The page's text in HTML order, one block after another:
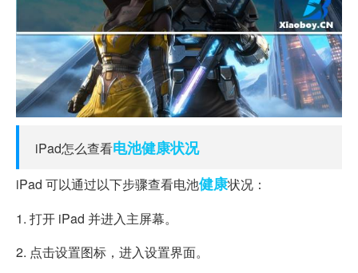
iPad怎么查看电池健康状况
iPad 可以通过以下步骤查看电池健康状况：
1. 打开 iPad 并进入主屏幕。
2. 点击设置图标，进入设置界面。